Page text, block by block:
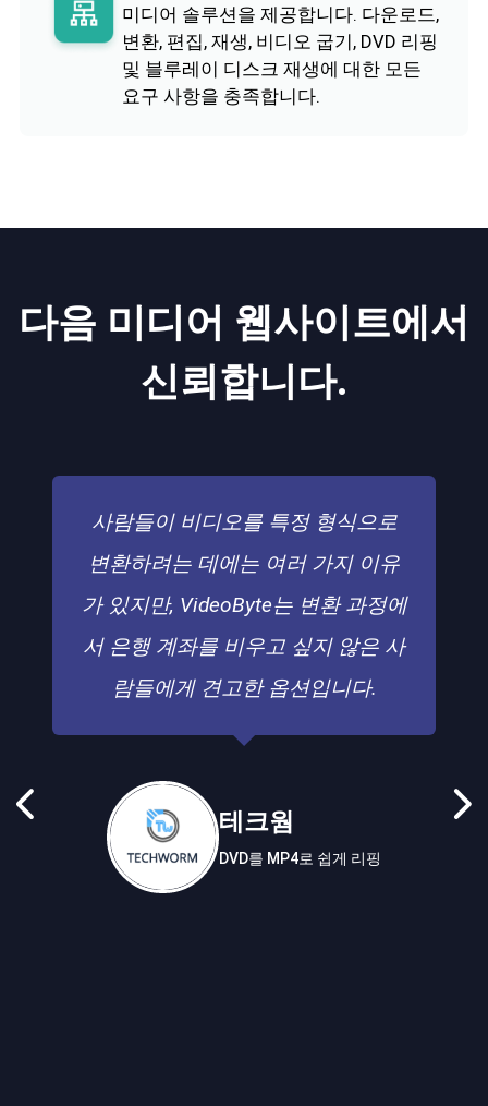
미디어 솔루션을 제공합니다. 다운로드,
변환, 편집, 재생, 비디오 굽기, DVD 리핑
및 블루레이 디스크 재생에 대한 모든
요구 사항을 충족합니다.
다음 미디어 웹사이트에서
신뢰합니다.
사람들이 비디오를 특정 형식으로
변환하려는 데에는 여러 가지 이유
가 있지만, VideoByte는 변환 과정에
서 은행 계좌를 비우고 싶지 않은 사
람들에게 견고한 옵션입니다.
테크웜
DVD를 MP4로 쉽게 리핑